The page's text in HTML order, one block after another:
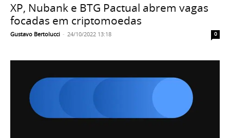
XP, Nubank e BTG Pactual abrem vagas
focadas em criptomoedas
Gustavo Bertolucci - 24/10/2022 13:18 0